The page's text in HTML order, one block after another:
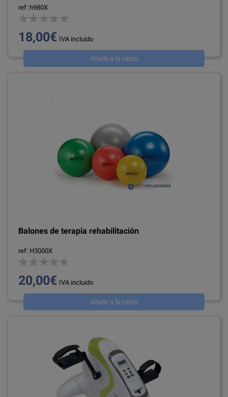
ref: h980X
18,00€ IVA incluido
Añadir a la cesta
Balones de terapia rehabilitación
ref: H3000X
20,00€ IVA incluido
Añadir a la cesta